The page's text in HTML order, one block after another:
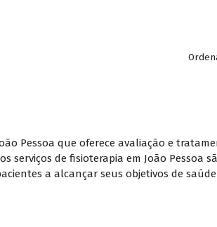
Pessoa que oferece avaliação e
serviços de fisioterapia em João
a alcançar seus objetivos de